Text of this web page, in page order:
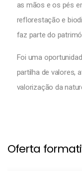
as mãos e os pés
reflorestação e
faz parte do
Foi uma
partilha de valores,
valorização da
Oferta